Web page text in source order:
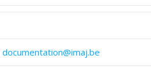
documentation@imaj.be